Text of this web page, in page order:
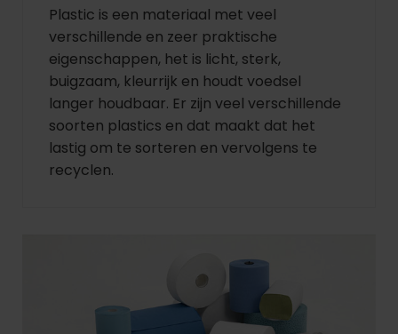
Plastic is een materiaal met veel
verschillende en zeer praktische
eigenschappen, het is licht, sterk,
buigzaam, kleurrijk en houdt voedsel
langer houdbaar. Er zijn veel verschillende
soorten plastics en dat maakt dat het
lastig om te sorteren en vervolgens te
recyclen.